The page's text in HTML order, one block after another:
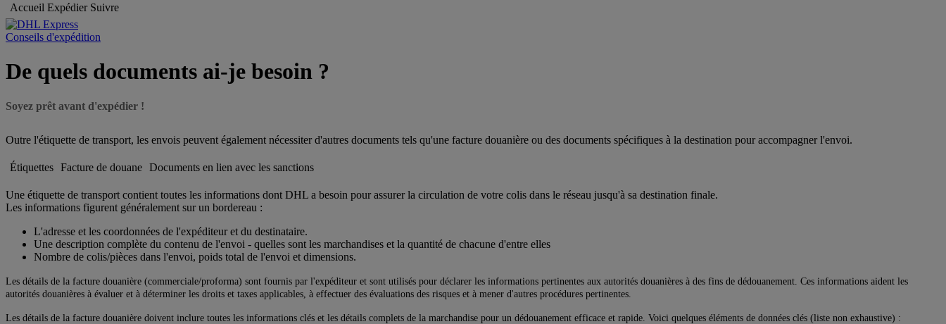
Accueil Expédier Suivre
Conseils d'expédition
De quels documents ai-je besoin ?
Soyez prêt avant d'expédier !
Outre l'étiquette de transport, les envois peuvent également nécessiter d'autres documents tels qu'une facture douanière ou des documents spécifiques à la destination pour accompagner l'envoi.
Étiquettes Facture de douane Documents en lien avec les sanctions
Une étiquette de transport contient toutes les informations dont DHL a besoin pour assurer la circulation de votre colis dans le réseau jusqu'à sa destination finale.
Les informations figurent généralement sur un bordereau :
L'adresse et les coordonnées de l'expéditeur et du destinataire.
Une description complète du contenu de l'envoi - quelles sont les marchandises et la quantité de chacune d'entre elles
Nombre de colis/pièces dans l'envoi, poids total de l'envoi et dimensions.
Les détails de la facture douanière (commerciale/proforma) sont fournis par l'expéditeur et sont utilisés pour déclarer les informations pertinentes aux autorités douanières à des fins de dédouanement. Ces informations aident les
autorités douanières à évaluer et à déterminer les droits et taxes applicables, à effectuer des évaluations des risques et à mener d'autres procédures pertinentes.
Les détails de la facture douanière doivent inclure toutes les informations clés et les détails complets de la marchandise pour un dédouanement efficace et rapide. Voici quelques éléments de données clés (liste non exhaustive) :